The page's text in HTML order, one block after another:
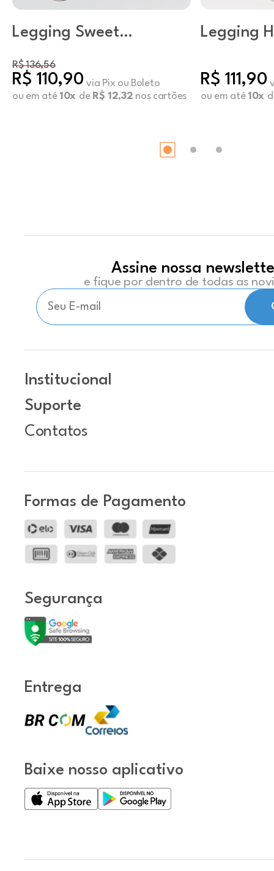
Legging Sweet
R$ 136,56
R$ 110,90 via Pix ou Boleto
ou em até 10x de R$ 12,32 nos cartões
Legging
R$ 111,90
ou em até 10x
Assine nossa
e fique por dentro de todas as
Institucional
Suporte
Contatos
Formas de Pagamento
Segurança
Entrega
Baixe nosso aplicativo